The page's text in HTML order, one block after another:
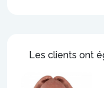
Les clients ont